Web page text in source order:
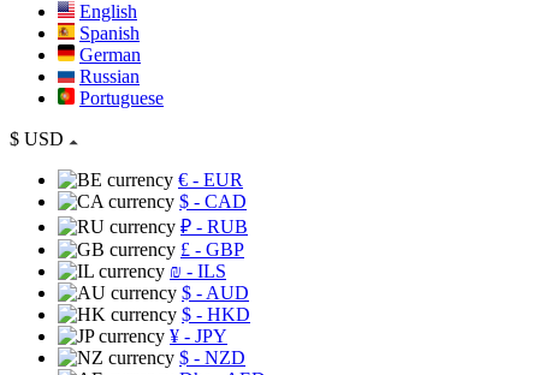
English
Spanish
German
Russian
Portuguese
$ USD
€ - EUR
$ - CAD
₽ - RUB
£ - GBP
₪ - ILS
$ - AUD
$ - HKD
¥ - JPY
$ - NZD